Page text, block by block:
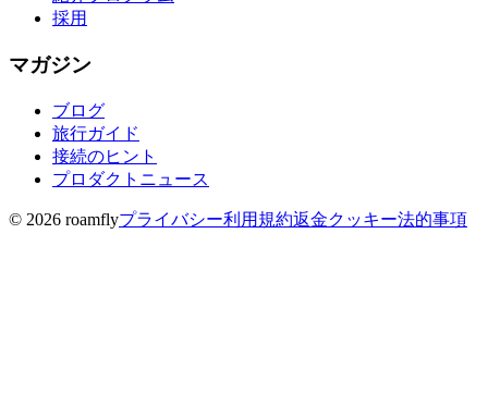
採用
マガジン
ブログ
旅行ガイド
接続のヒント
プロダクトニュース
© 2026 roamflyプライバシー利用規約返金クッキー法的事項